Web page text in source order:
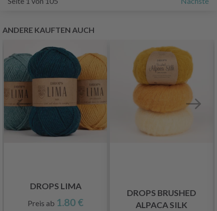
ANDERE KAUFTEN AUCH
DROPS LIMA
Preis ab 1.80 €
DROPS BRUSHED
ALPACA SILK